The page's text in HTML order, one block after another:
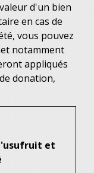
d'un bien
en cas de
vous pouvez
notamment
appliqués
donation,
et